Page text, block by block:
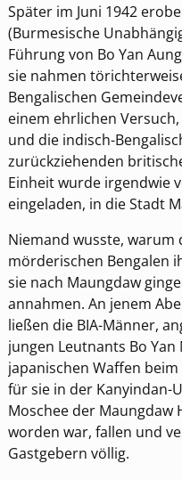
Später im Juni 1942
(Burmesische
Führung von Bo Yan
sie nahmen
Bengalischen
einem ehrlichen
und die indisch-
zurückziehenden
Einheit wurde irgendwie
eingeladen, in die Stadt
Niemand wusste, warum
mörderischen Bengalen
sie nach Maungdaw
annahmen. An jenem
ließen die BIA-Männer,
jungen Leutnants Bo
japanischen Waffen
für sie in der Kanyindan-
Moschee der Maungdaw
worden war, fallen und
Gastgebern völlig.